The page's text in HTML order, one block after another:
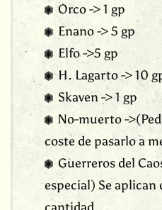
Orco -> 1 gp
Enano -> 5 gp
Elfo ->5 gp
H. Lagarto -> 10
Skaven -> 1 gp
No-muerto -
coste de pasarlo a
Guerreros del
especial) Se
cantidad.